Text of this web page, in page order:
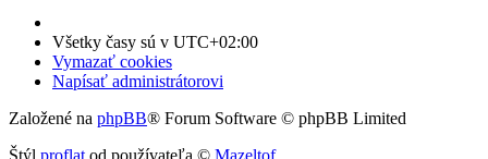
Všetky časy sú v UTC+02:00
Vymazať cookies
Napísať administrátorovi
Založené na phpBB® Forum Software © phpBB Limited